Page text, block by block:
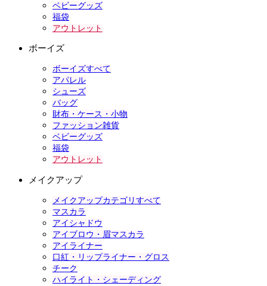
ベビーグッズ
福袋
アウトレット
ボーイズ
ボーイズすべて
アパレル
シューズ
バッグ
財布・ケース・小物
ファッション雑貨
ベビーグッズ
福袋
アウトレット
メイクアップ
メイクアップカテゴリすべて
マスカラ
アイシャドウ
アイブロウ・眉マスカラ
アイライナー
口紅・リップライナー・グロス
チーク
ハイライト・シェーディング